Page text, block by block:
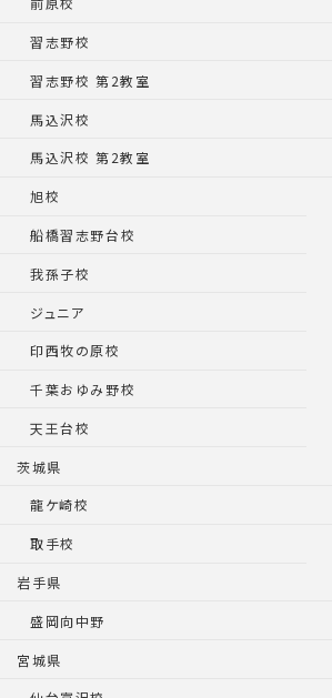
習志野校
習志野校 第2教室
馬込沢校
馬込沢校 第2教室
旭校
船橋習志野台校
我孫子校
ジュニア
印西牧の原校
千葉おゆみ野校
天王台校
茨城県
龍ケ崎校
取手校
岩手県
盛岡向中野
宮城県